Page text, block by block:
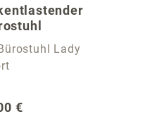
Lady
Preis:
€